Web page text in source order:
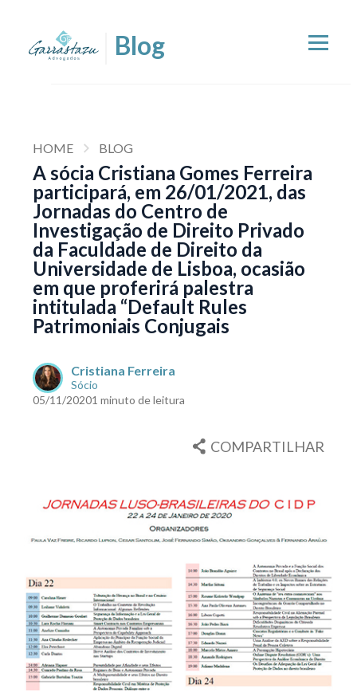
HOME BLOG
A sócia Cristiana Gomes Ferreira
participará, em 26/01/2021, das
Jornadas do Centro de
Investigação de Direito Privado
da Faculdade de Direito da
Universidade de Lisboa, ocasião
em que proferirá palestra
intitulada “Default Rules
Patrimoniais Conjugais
Cristiana Ferreira
Sócio
05/11/20201 minuto de leitura
COMPARTILHAR